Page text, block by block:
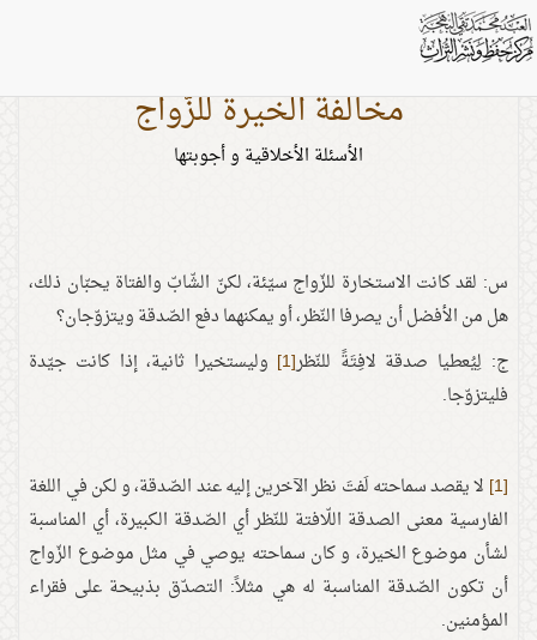
مخالفة الخيرة للزّواج
الأسئلة الأخلاقية و أجوبتها
س: لقد كانت الاستخارة للزّواج سيّئة، لكنّ الشّابّ والفتاة يحبّان ذلك،
هل من الأفضل أن يصرفا النّظر، أو يمكنهما دفع الصّدقة ويتزوّجان؟
ج: لِيُعطيا صدقة لافِتَةً للنّظر[1]
وليستخيرا ثانية، إذا كانت جيّدة
فليتزوّجا.
[1]
لا يقصد سماحته لَفتَ نظر الآخرين إليه عند الصّدقة، و لكن في اللغة
الفارسية معنى الصدقة اللّافتة للنّظر أي الصّدقة الكبيرة، أي المناسبة
لشأن موضوع الخيرة، و كان سماحته يوصي في مثل موضوع الزّواج
أن تكون الصّدقة المناسبة له هي مثلاً: التصدّق بذبيحة على فقراء
المؤمنين.